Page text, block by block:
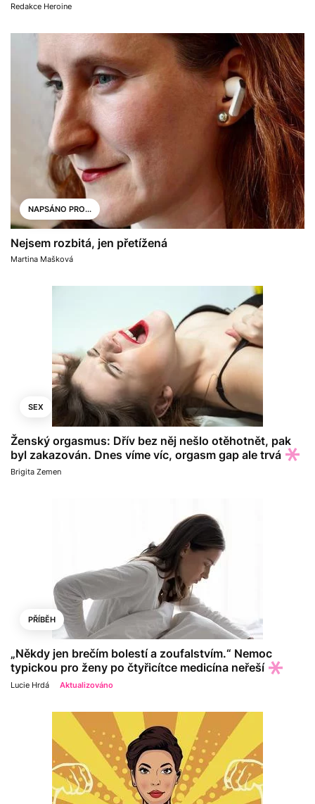
Redakce Heroine
NAPSÁNO PRO...
Nejsem rozbitá, jen přetížená
Martina Mašková
SEX
Ženský orgasmus: Dřív bez něj nešlo otěhotnět, pak
byl zakazován. Dnes víme víc, orgasm gap ale trvá
Brigita Zemen
PŘÍBĚH
„Někdy jen brečím bolestí a zoufalstvím.“ Nemoc
typickou pro ženy po čtyřicítce medicína neřeší
Lucie Hrdá Aktualizováno